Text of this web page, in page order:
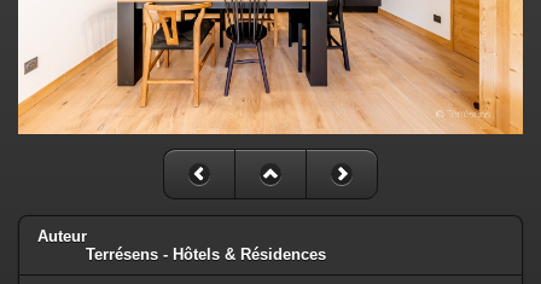
Auteur
Terrésens - Hôtels & Résidences